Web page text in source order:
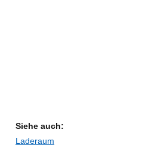
Siehe auch:
Laderaum